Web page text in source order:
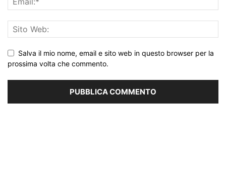
Salva il mio nome, email e sito web in questo browser per la
prossima volta che commento.